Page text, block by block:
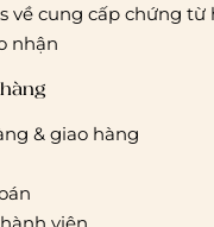
khác:
Áp dụng
về cung cấp chứng từ
nhận
& giao hàng